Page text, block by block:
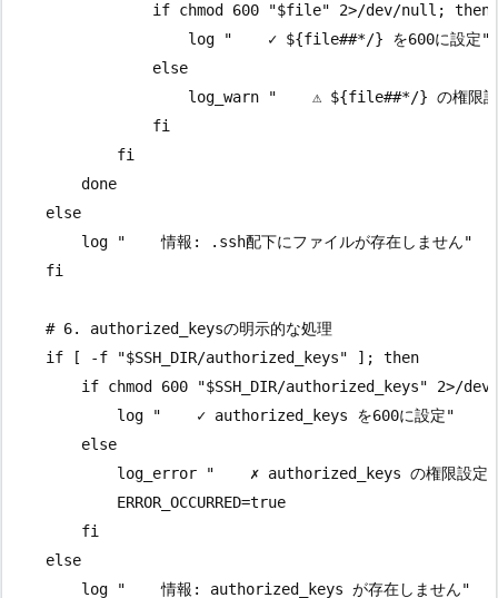
                if chmod 600 "$file" 2>/dev/null; then
                    log "    ✓ ${file##*/} を600に設定"
                else
log_warn "    ⚠ ${file##*/} の権限設
                fi
            fi
        done
    else
        log "    情報: .ssh配下にファイルが存在しません"
    fi
    # 6. authorized_keysの明示的な処理
    if [ -f "$SSH_DIR/authorized_keys" ]; then
if chmod 600 "$SSH_DIR/authorized_keys" 2>/
            log "    ✓ authorized_keys を600に設定"
        else
log_error "    ✗ authorized_keys の権限設定
            ERROR_OCCURRED=true
        fi
    else
        log "    情報: authorized_keys が存在しません"